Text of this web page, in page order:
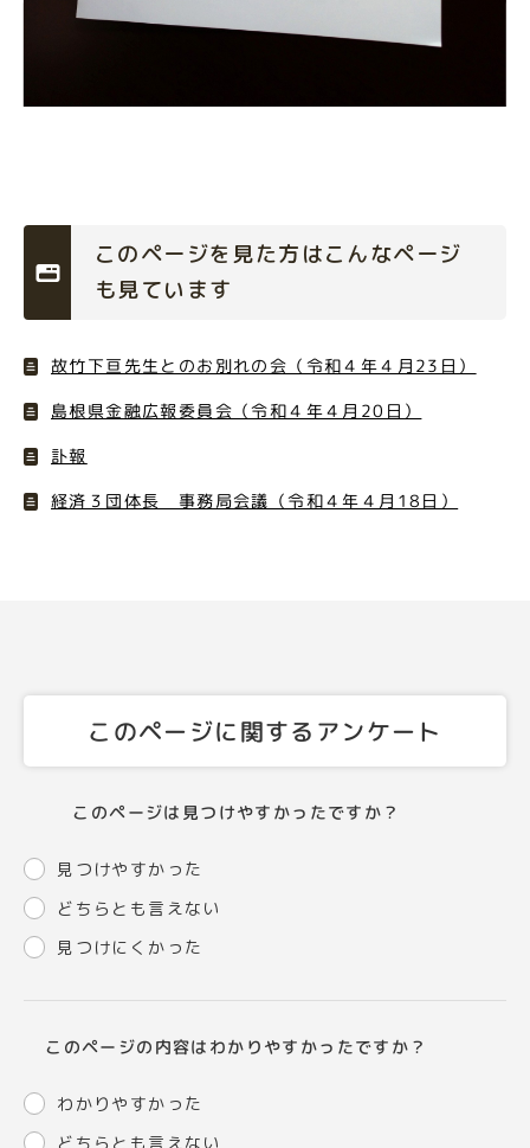
このページを見た方はこんなページ
も見ています
故竹下亘先生とのお別れの会（令和４年４月23日）
島根県金融広報委員会（令和４年４月20日）
訃報
経済３団体長 事務局会議（令和４年４月18日）
このページに関するアンケート
このページは見つけやすかったですか？
見つけやすかった
どちらとも言えない
見つけにくかった
このページの内容はわかりやすかったですか？
わかりやすかった
どちらとも言えない